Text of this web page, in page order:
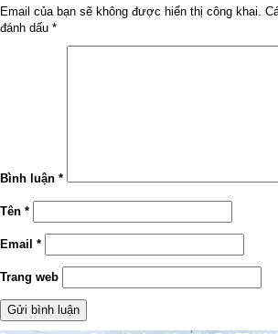
Email của bạn sẽ không được hiển thị công khai.
đánh dấu *
Bình luận *
Tên *
Email *
Trang web